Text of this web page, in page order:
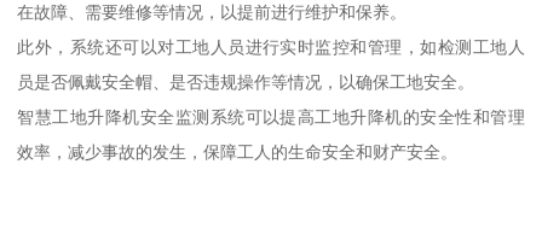
在故障、需要维修等情况，以提前进行维护和保养。
此外，系统还可以对工地人员进行实时监控和管理，如检测工地人
员是否佩戴安全帽、是否违规操作等情况，以确保工地安全。
智慧工地升降机安全监测系统可以提高工地升降机的安全性和管理
效率，减少事故的发生，保障工人的生命安全和财产安全。